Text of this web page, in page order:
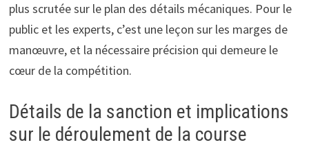
plus scrutée sur le plan des détails mécaniques. Pour le
public et les experts, c’est une leçon sur les marges de
manœuvre, et la nécessaire précision qui demeure le
cœur de la compétition.
Détails de la sanction et implications
sur le déroulement de la course